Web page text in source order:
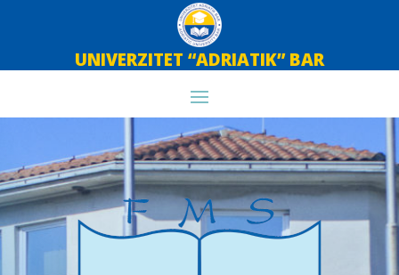
UNIVERZITET “ADRIATIK” BAR